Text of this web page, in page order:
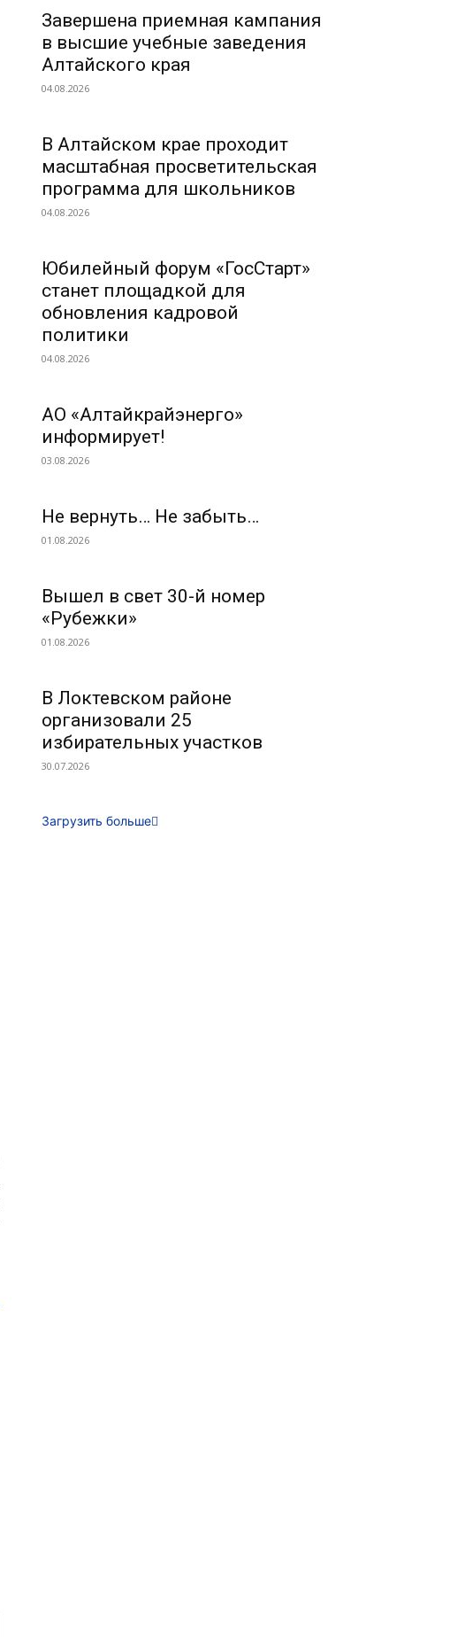
Завершена приемная кампания
в высшие учебные заведения
Алтайского края
04.08.2026
В Алтайском крае проходит
масштабная просветительская
программа для школьников
04.08.2026
Юбилейный форум «ГосСтарт»
станет площадкой для
обновления кадровой
политики
04.08.2026
АО «Алтайкрайэнерго»
информирует!
03.08.2026
Не вернуть… Не забыть…
01.08.2026
Вышел в свет 30-й номер
«Рубежки»
01.08.2026
В Локтевском районе
организовали 25
избирательных участков
30.07.2026
Загрузить больше